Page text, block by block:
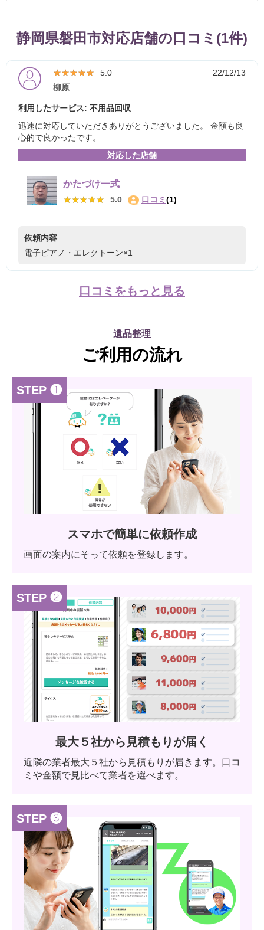
静岡県磐田市対応店舗の口コミ(1件)
★★★★★
★★★★★ 5.0
22/12/13
柳原
利用したサービス: 不用品回収
迅速に対応していただきありがとうございました。 金額も良
心的で良かったです。
対応した店舗
かたづけ一式
★★★★★
★★★★★ 5.0 口コミ (1)
依頼内容
電子ピアノ・エレクトーン×1
口コミをもっと見る
遺品整理
ご利用の流れ
STEP ❶
スマホで簡単に依頼作成
画面の案内にそって依頼を登録します。
STEP ❷
最大５社から見積もりが届く
近隣の業者最大５社から見積もりが届きます。口コ
ミや金額で見比べて業者を選べます。
STEP ❸